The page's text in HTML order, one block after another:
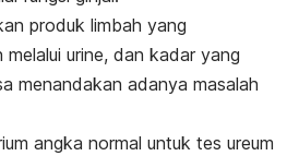
produk limbah yang
urine, dan kadar yang
menandakan adanya masalah
angka normal untuk tes ureum